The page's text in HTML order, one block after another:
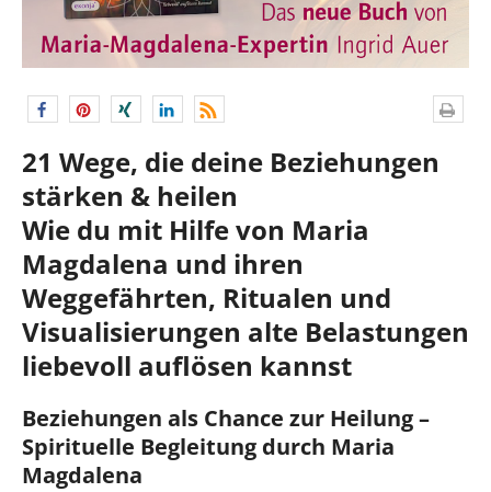
21 Wege, die deine Beziehungen
stärken & heilen
Wie du mit Hilfe von Maria
Magdalena und ihren
Weggefährten, Ritualen und
Visualisierungen alte Belastungen
liebevoll auflösen kannst
Beziehungen als Chance zur Heilung –
Spirituelle Begleitung durch Maria
Magdalena